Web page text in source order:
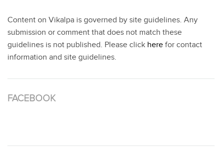
Content on Vikalpa is governed by site guidelines. Any
submission or comment that does not match these
guidelines is not published. Please click here for contact
information and site guidelines.
FACEBOOK